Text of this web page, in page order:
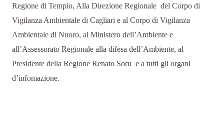
Regione di Tempio, Alla Direzione Regionale del Corpo di
Vigilanza Ambientale di Cagliari e al Corpo di Vigilanza
Ambientale di Nuoro, al Ministero dell’Ambiente e
all’Assessorato Regionale alla difesa dell’Ambiente, al
Presidente della Regione Renato Soru e a tutti gli organi
d’infomazione.